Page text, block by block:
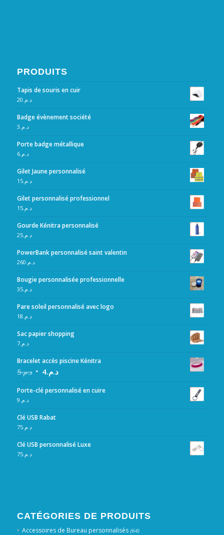
PRODUITS
Tapis de souris en cuir
د.م. 20
Badge évènement société
د.م. 3
Porte badge métallique
د.م.6
Gilet Jaune personnalisé
د.م.15
Gilet personnalisé professionnel
د.م.15
Gourde Kénitra personnalisé
د.م.25
PowerBank personnalisé saint valentin
د.م. 260
Bougie personnalisée professionnelle
د.م.35
Pare soleil personnalisé avec logo
د.م. 18
Sac papier shopping
د.م.7
Bracelet accès piscine Kénitra
د.م.5 د.م.4
Porte-clé personnalisé en cuire
د.م. 9
Clé USB Rabat
د.م.75
Clé USB personnalisé Luxe
د.م.75
CATÉGORIES DE PRODUITS
Accessoires de Bureau personnalisés (64)